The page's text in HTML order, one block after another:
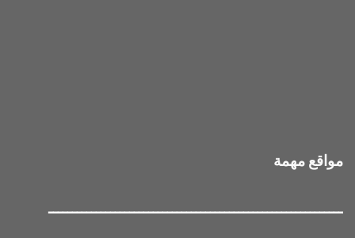
مواقع مهمة
ــــــــــــــــــــــــــــــــــــــــــــــــــــــــــــــ